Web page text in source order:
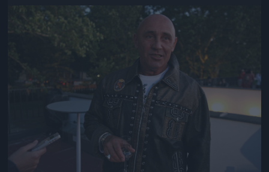
Jön még kép!